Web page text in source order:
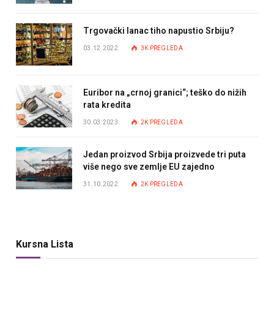
Trgovački lanac tiho napustio Srbiju?
03.12.2022. 3K PREGLEDA
Euribor na „crnoj granici“; teško do nižih
rata kredita
30.03.2023. 2K PREGLEDA
Jedan proizvod Srbija proizvede tri puta
više nego sve zemlje EU zajedno
31.10.2022. 2K PREGLEDA
Kursna Lista